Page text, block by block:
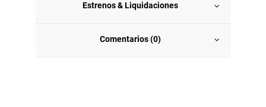
Estrenos & Liquidaciones
Comentarios (0)